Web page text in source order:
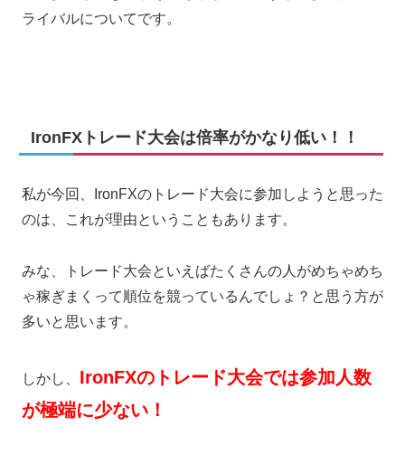
ライバルについてです。
IronFXトレード大会は倍率がかなり低い！！
私が今回、IronFXのトレード大会に参加しようと思った
のは、これが理由ということもあります。
みな、トレード大会といえばたくさんの人がめちゃめち
ゃ稼ぎまくって順位を競っているんでしょ？と思う方が
多いと思います。
しかし、 IronFXのトレード大会では参加人数
が極端に少ない！